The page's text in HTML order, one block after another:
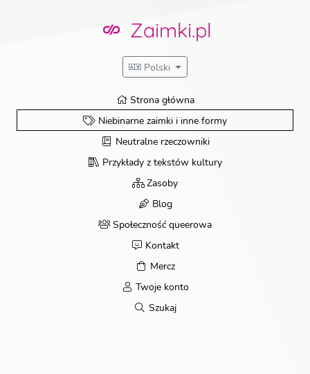
Zaimki.pl
Polski
Strona główna
Niebinarne zaimki i inne formy
Neutralne rzeczowniki
Przykłady z tekstów kultury
Zasoby
Blog
Społeczność queerowa
Kontakt
Mercz
Twoje konto
Szukaj